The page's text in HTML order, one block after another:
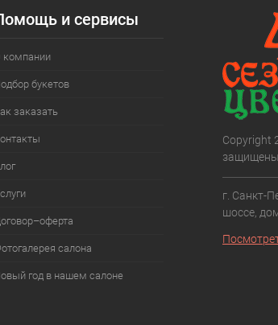
и сервисы
компании
букетов
заказать
салона
год в нашем салоне
Copyright
г. Санкт-
шоссе,